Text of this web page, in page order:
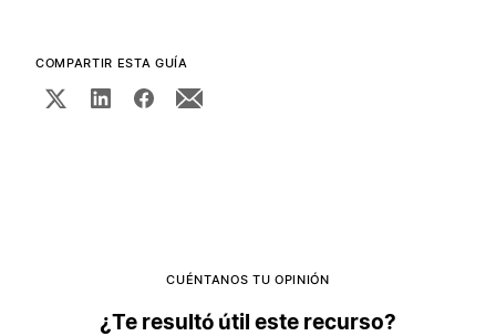
COMPARTIR ESTA GUÍA
CUÉNTANOS TU OPINIÓN
¿Te resultó útil este recurso?